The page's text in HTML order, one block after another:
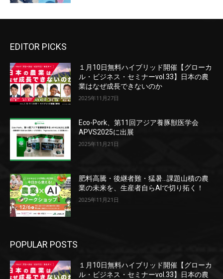
EDITOR PICKS
１月10日無料ハイブリッド開催【グローカ
ル・ビジネス・セミナーvol.33】日本の農
業はなぜ成長できないのか
2025年11月27日
Eco-Pork、第11回アジア養豚獣医学会
APVS2025に出展
2025年11月21日
肥料高騰・後継者難・猛暑…課題山積の農
業の未来を、生産者自らAIで切り拓く！
2025年11月21日
POPULAR POSTS
１月10日無料ハイブリッド開催【グローカ
ル・ビジネス・セミナーvol.33】日本の農